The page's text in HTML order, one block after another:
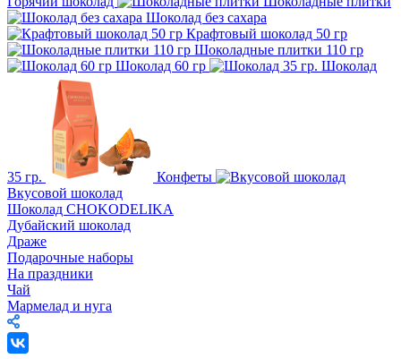
Шоколад без сахара
Крафтовый шоколад 50 гр
Шоколадные плитки 110 гр
Шоколад 60 гр
Шоколад
35 гр.
Конфеты
Вкусовой шоколад
Шоколад CHOKODELIKA
Дубайский шоколад
Драже
Подарочные наборы
На праздники
Чай
Мармелад и нуга